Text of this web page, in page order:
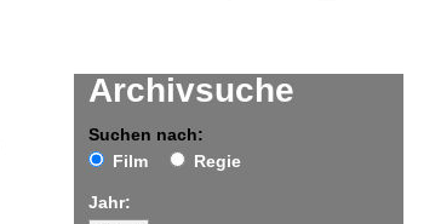
Archivsuche
Suchen nach:
Film
Regie
Jahr: